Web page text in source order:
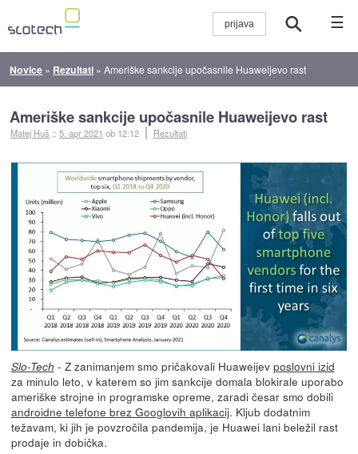
☰
Novice » Rezultati »Ameriške sankcije upočasnile Huaweijevo rast
Ameriške sankcije upočasnile Huaweijevo rast
Matej Huš ::5. apr 2021 ob 12:12 Rezultati
Slo-Tech - Z zanimanjem smo pričakovali Huaweijev poslovni izid
za minulo leto, v katerem so jim sankcije domala blokirale uporabo
ameriške strojne in programske opreme, zaradi česar smo dobili
androidne telefone brez Googlovih aplikacij. Kljub dodatnim
težavam, ki jih je povzročila pandemija, je Huawei lani beležil rast
prodaje in dobička.